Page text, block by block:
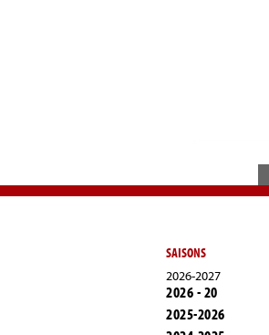
SAISONS
2026-2027
2026 - 20
2025-2026